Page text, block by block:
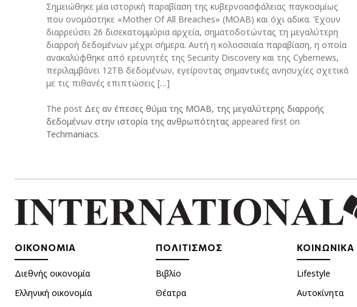
Σημειώθηκε μία ιστορική παραβίαση της κυβερνοασφάλειας παγκοσμίως
που ονομάστηκε «Mother Of All Breaches» (MOAB) και όχι αδικα. Έχουν
διαρρεύσει 26 δισεκατομμύρια αρχεία, σηματοδοτώντας τη μεγαλύτερη
διαρροή δεδομένων μέχρι σήμερα. Αυτή η κολοσσιαία παραβίαση, η οποία
ανακαλύφθηκε από ερευνητές της Security Discovery και της Cybernews,
περιλαμβάνει 12TB δεδομένων, εγείροντας σημαντικές ανησυχίες σχετικά
με τις πιθανές επιπτώσεις […]
The post Δες αν έπεσες θύμα της MOAB, της μεγαλύτερης διαρροής
δεδομένων στην ιστορία της ανθρωπότητας appeared first on
Techmaniacs.
ΟΙΚΟΝΟΜΙΑ
Διεθνής οικονομία
Ελληνική οικονομία
ΠΟΛΙΤΙΣΜΟΣ
Βιβλίο
Θέατρα
ΚΟΙΝΩΝΙΚΑ
Lifestyle
Αυτοκίνητα